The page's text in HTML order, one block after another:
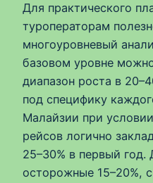
Для практического
туроператорам
многоуровневый
базовом уровне
диапазон роста в
под специфику
Малайзии при
рейсов логично
25–30% в первый
осторожные 15–20%,